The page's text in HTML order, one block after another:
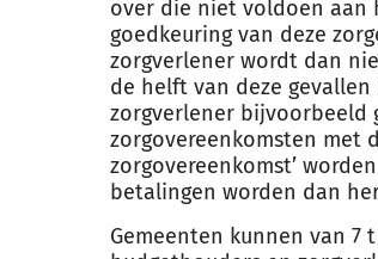
over die niet voldoen aan
goedkeuring van deze
zorgverlener wordt dan
de helft van deze
zorgverlener bijvoorbeeld
zorgovereenkomsten met
zorgovereenkomst’
betalingen worden dan
Gemeenten kunnen van 7